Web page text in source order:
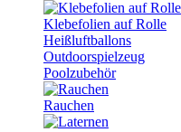
Klebefolien auf Rolle
Heißluftballons
Outdoorspielzeug
Poolzubehör
Rauchen